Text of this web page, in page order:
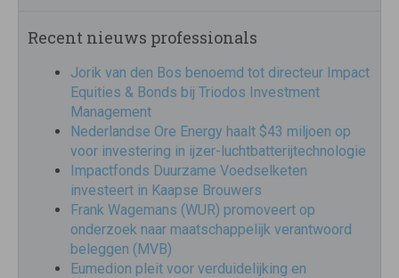
Recent nieuws professionals
Jorik van den Bos benoemd tot directeur Impact
Equities & Bonds bij Triodos Investment
Management
Nederlandse Ore Energy haalt $43 miljoen op
voor investering in ijzer-luchtbatterijtechnologie
Impactfonds Duurzame Voedselketen
investeert in Kaapse Brouwers
Frank Wagemans (WUR) promoveert op
onderzoek naar maatschappelijk verantwoord
beleggen (MVB)
Eumedion pleit voor verduidelijking en